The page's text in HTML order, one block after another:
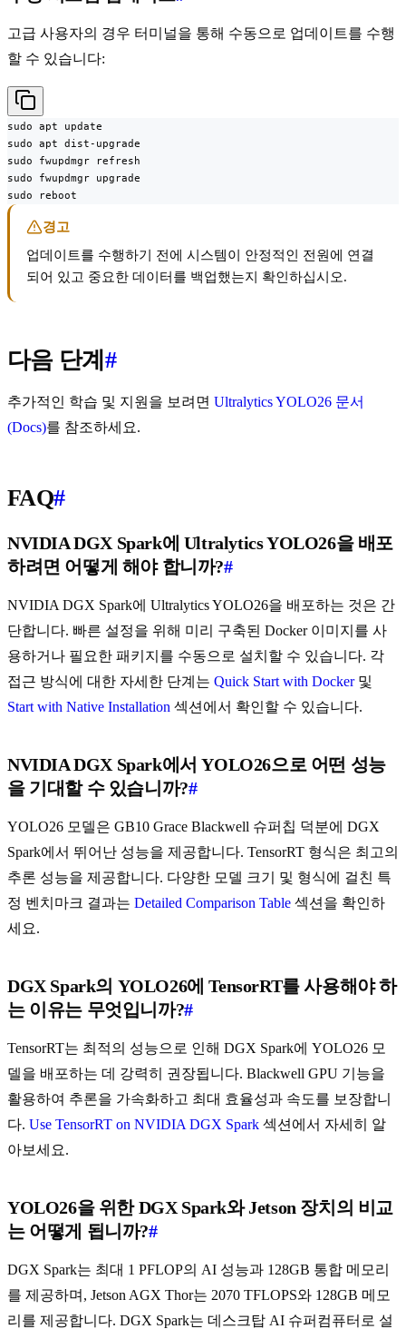
고급 사용자의 경우 터미널을 통해 수동으로 업데이트를 수행
할 수 있습니다:
sudo apt update
sudo apt dist-upgrade
sudo fwupdmgr refresh
sudo fwupdmgr upgrade
sudo reboot
경고
업데이트를 수행하기 전에 시스템이 안정적인 전원에 연결
되어 있고 중요한 데이터를 백업했는지 확인하십시오.
다음 단계 #
추가적인 학습 및 지원을 보려면 Ultralytics YOLO26 문서
(Docs)를 참조하세요.
FAQ#
NVIDIA DGX Spark에 Ultralytics YOLO26을 배포
하려면 어떻게 해야 합니까?#
NVIDIA DGX Spark에 Ultralytics YOLO26을 배포하는 것은 간
단합니다. 빠른 설정을 위해 미리 구축된 Docker 이미지를 사
용하거나 필요한 패키지를 수동으로 설치할 수 있습니다. 각
접근 방식에 대한 자세한 단계는 Quick Start with Docker및
Start with Native Installation 섹션에서 확인할 수 있습니다.
NVIDIA DGX Spark에서 YOLO26으로 어떤 성능
을 기대할 수 있습니까?#
YOLO26 모델은 GB10 Grace Blackwell 슈퍼칩 덕분에 DGX
Spark에서 뛰어난 성능을 제공합니다. TensorRT 형식은 최고의
추론 성능을 제공합니다. 다양한 모델 크기 및 형식에 걸친 특
정 벤치마크 결과는 Detailed Comparison Table 섹션을 확인하
세요.
DGX Spark의 YOLO26에 TensorRT를 사용해야 하
는 이유는 무엇입니까?#
TensorRT는 최적의 성능으로 인해 DGX Spark에 YOLO26 모
델을 배포하는 데 강력히 권장됩니다. Blackwell GPU 기능을
활용하여 추론을 가속화하고 최대 효율성과 속도를 보장합니
다. Use TensorRT on NVIDIA DGX Spark 섹션에서 자세히 알
아보세요.
YOLO26을 위한 DGX Spark와 Jetson 장치의 비교
는 어떻게 됩니까?#
DGX Spark는 최대 1 PFLOP의 AI 성능과 128GB 통합 메모리
를 제공하며, Jetson AGX Thor는 2070 TFLOPS와 128GB 메모
리를 제공합니다. DGX Spark는 데스크탑 AI 슈퍼컴퓨터로 설